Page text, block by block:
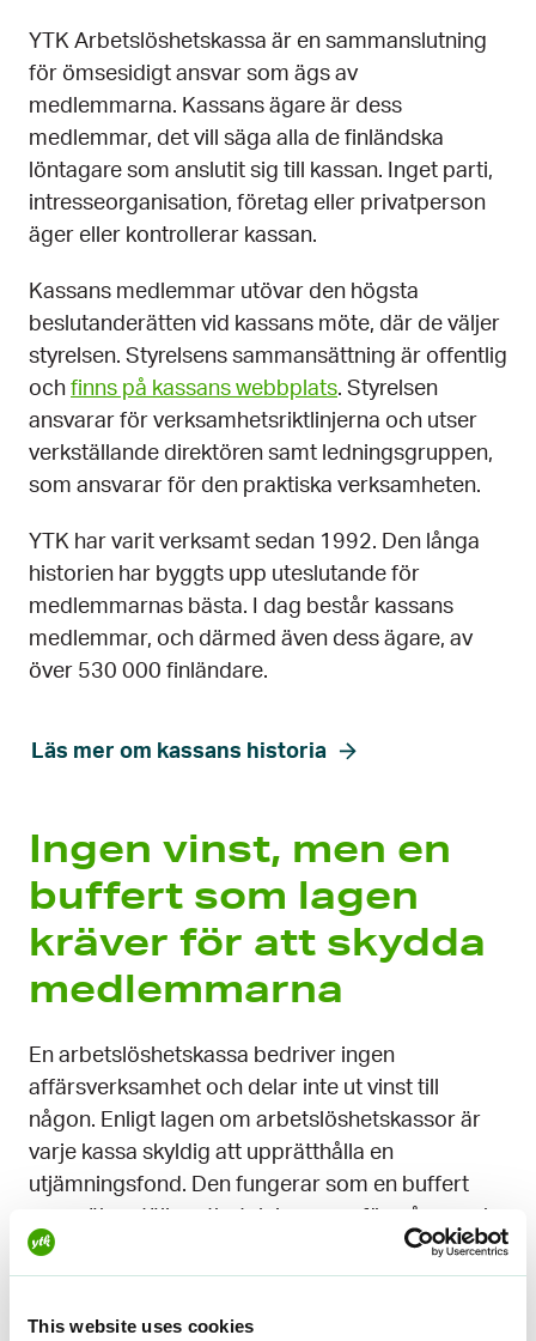
This website uses cookies
YTK Arbetslöshetskassa är en sammanslutning
för ömsesidigt ansvar som ägs av
medlemmarna. Kassans ägare är dess
medlemmar, det vill säga alla de finländska
löntagare som anslutit sig till kassan. Inget parti,
intresseorganisation, företag eller privatperson
äger eller kontrollerar kassan.
Kassans medlemmar utövar den högsta
beslutanderätten vid kassans möte, där de väljer
styrelsen. Styrelsens sammansättning är offentlig
och finns på kassans webbplats. Styrelsen
ansvarar för verksamhetsriktlinjerna och utser
verkställande direktören samt ledningsgruppen,
som ansvarar för den praktiska verksamheten.
YTK har varit verksamt sedan 1992. Den långa
historien har byggts upp uteslutande för
medlemmarnas bästa. I dag består kassans
medlemmar, och därmed även dess ägare, av
över 530 000 finländare.
Läs mer om kassans historia
Ingen vinst, men en
buffert som lagen
kräver för att skydda
medlemmarna
En arbetslöshetskassa bedriver ingen
affärsverksamhet och delar inte ut vinst till
någon. Enligt lagen om arbetslöshetskassor är
varje kassa skyldig att upprätthålla en
utjämningsfond. Den fungerar som en buffert
kassans finansiella andel av förmånerna även när
arbetslösheten ökar snabbt. Fondens storlek är
knuten till utbetalda förmåner och kassans